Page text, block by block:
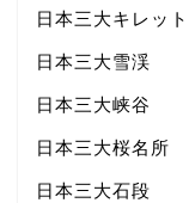
日本三大キレット
日本三大雪渓
日本三大峡谷
日本三大桜名所
日本三大石段